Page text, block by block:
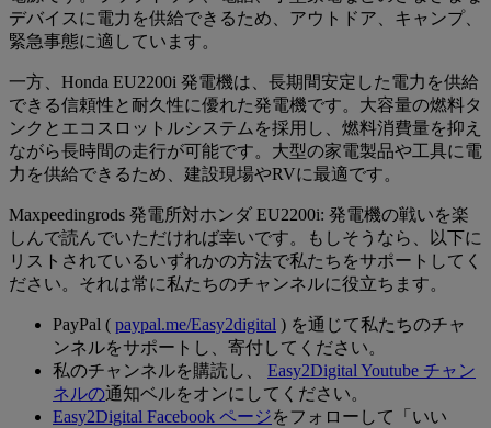
デバイスに電力を供給できるため、アウトドア、キャンプ、
緊急事態に適しています。
一方、Honda EU2200i 発電機は、長期間安定した電力を供給
できる信頼性と耐久性に優れた発電機です。大容量の燃料タ
ンクとエコスロットルシステムを採用し、燃料消費量を抑え
ながら長時間の走行が可能です。大型の家電製品や工具に電
力を供給できるため、建設現場やRVに最適です。
Maxpeedingrods 発電所対ホンダ EU2200i: 発電機の戦いを楽
しんで読んでいただければ幸いです。もしそうなら、以下に
リストされているいずれかの方法で私たちをサポートしてく
ださい。それは常に私たちのチャンネルに役立ちます。
PayPal ( paypal.me/Easy2digital ) を通じて私たちのチャ
ンネルをサポートし、寄付してください。
私のチャンネルを購読し、 Easy2Digital Youtube チャン
ネルの通知ベルをオンにしてください。
Easy2Digital Facebook ページをフォローして「いい